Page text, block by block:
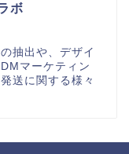
ボ
抽出や、デザイ
マーケティン
送に関する様々